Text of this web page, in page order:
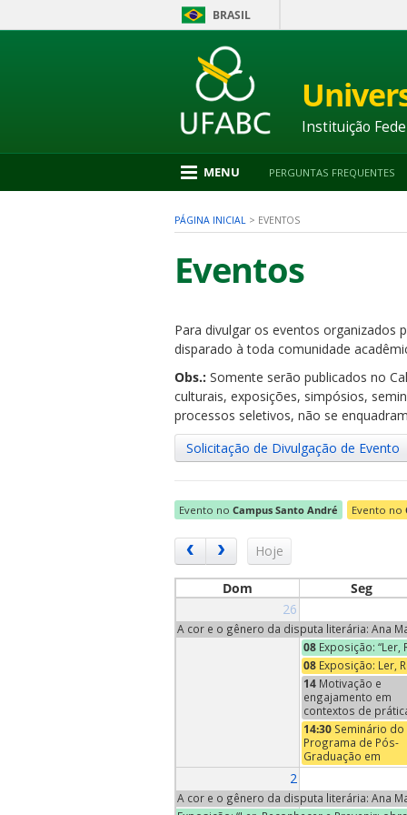
BRASIL
para
2
Instituição
MENU PERGUNTAS FREQUENTES
PÁGINA INICIAL > EVENTOS
Eventos
Para divulgar os eventos organizados
disparado à toda comunidade
Obs.: Somente serão publicados no
culturais, exposições, simpósios,
processos seletivos, não se
Solicitação de Divulgação de Evento
Evento no Campus Santo André Evento no
Hoje
Dom Seg
26
A cor e o gênero da disputa literária: Ana
08 Exposição:
08 Exposição: Ler,
14 Motivação e
engajamento em
contextos de
ensino e
aprendizagem de
música | Conversas
Neuromusicais -
14:30 Seminário do
Programa de Pós-
Graduação em
Economia – Profa
(Trinity University,
EUA)
2
A cor e o gênero da disputa literária: Ana